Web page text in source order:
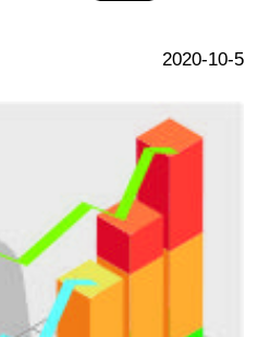
2020-10-5